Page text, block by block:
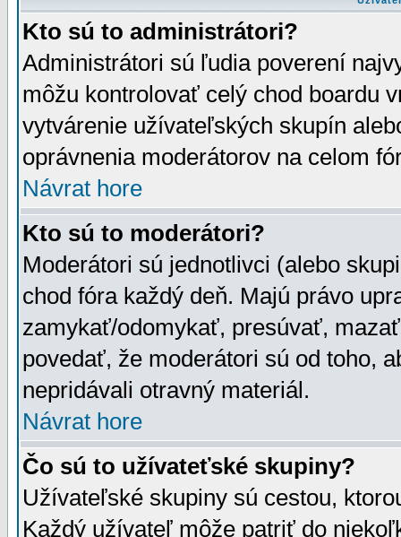
Kto sú to administrátori?
Administrátori sú ľudia poverení
môžu kontrolovať celý chod boardu
vytvárenie užívateľských skupín
oprávnenia moderátorov na celom
Návrat hore
Kto sú to moderátori?
Moderátori sú jednotlivci (alebo
chod fóra každý deň. Majú právo
zamykať/odomykať, presúvať,
povedať, že moderátori sú od toho,
nepridávali otravný materiál.
Návrat hore
Čo sú to užívateťské skupiny?
Užívateľské skupiny sú cestou,
Každý užívateľ môže patriť do